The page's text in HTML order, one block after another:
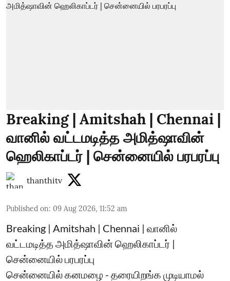
Breaking | Amitshah | Chennai |
வானில் வட்டமடித்த அமித்ஷாவின்
ஹெலிகாப்டர் | சென்னையில் பரபரப்பு
thanthitv
Published on: 09 Aug 2026, 11:52 am
Breaking | Amitshah | Chennai | வானில்
வட்டமடித்த அமித்ஷாவின் ஹெலிகாப்டர் |
சென்னையில் பரபரப்பு
சென்னையில் கனமழை - தரையிறங்க முடியாமல்